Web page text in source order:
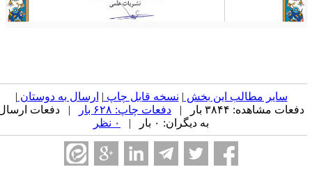
مطالب این بخش |نسخه قابل چاپ|ارسال به دوستان
۳۸۴۴ بار |
دفعات چاپ: ۶۲۸ بار
| دفعات ارسال
به دیگران: ۰ بار |
۰ نظر